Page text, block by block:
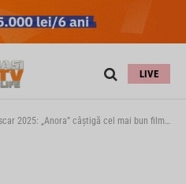
LIVE
„Anora” câștigă cel mai bun film, Adrien Brody și Mickey Madison, premiați pentru rolurile principale. Lista completă a câștigătorilor